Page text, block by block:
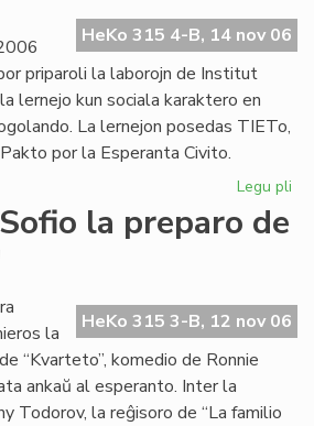
HeKo 315 4-B, 14 nov 06
priparoli la laborojn de Institut
lernejo kun sociala karaktero en
La lernejon posedas TIETo,
por la Esperanta Civito.
Legu pli
kaj
la preparo de
HeKo 315 3-B, 12 nov 06
la
“Kvarteto”, komedio de Ronnie
ankaŭ al esperanto. Inter la
Todorov, la reĝisoro de “La familio